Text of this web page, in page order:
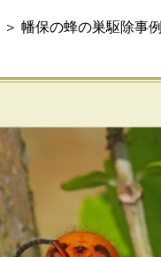
＞ 幡保の蜂の巣駆除事例